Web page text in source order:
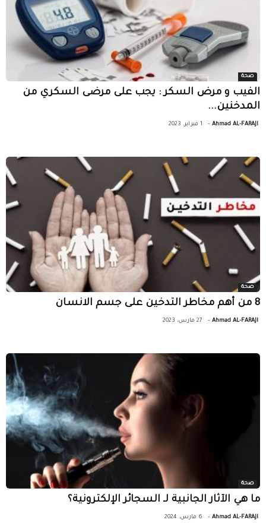
صحة
الفيب و مرض السكر : يجب على مرضى السكري من
المدخنين...
Ahmad AL-FARAJI
-
صحة
8 من أهم مخاطر التدخين على جسم الانسان
Ahmad AL-FARAJI
- 27 مارس، 2023
صحة
ما هي الآثار الجانبية لـ السجائر الإلكترونية؟
Ahmad AL-FARAJI
- 6 مارس، 2024